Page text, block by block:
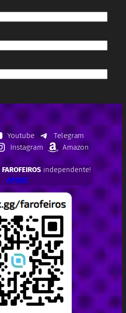
Youtube
Telegram
Instagram Amazon
FAROFEIROSindependente!
APOIE!